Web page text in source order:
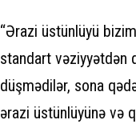
“Ərazi üstünlüyü
standart vəziyyətdən
düşmədilər, sona
ərazi üstünlüyünə və